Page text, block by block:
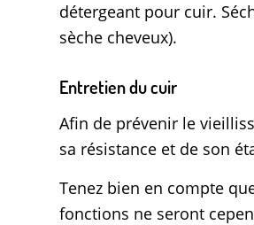
détergeant pour cuir.
sèche cheveux).
Entretien du cuir
Afin de prévenir le
sa résistance et de son
Tenez bien en compte
fonctions ne seront